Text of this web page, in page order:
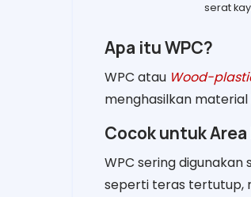
serat
Apa itu WPC?
WPC atau Wood-
menghasilkan
Cocok untuk
WPC sering
seperti teras tertutup,